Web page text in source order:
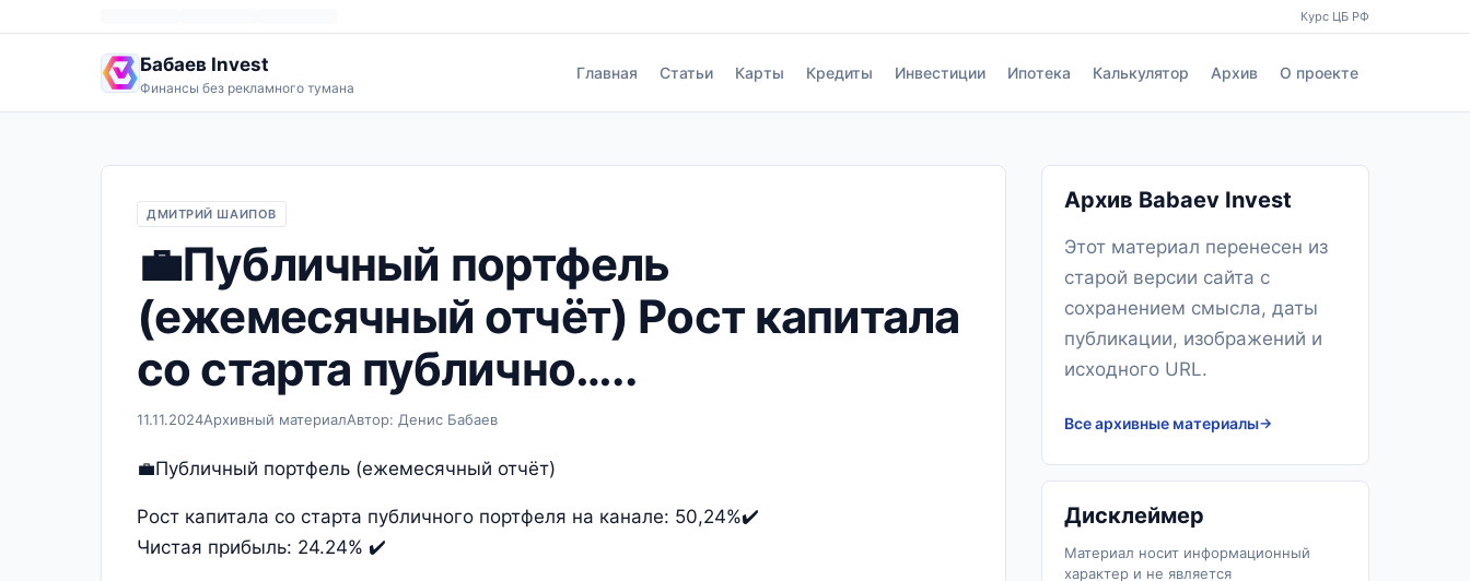
Курс ЦБ РФ
Бабаев Invest
Финансы без рекламного тумана
Главная Статьи Карты Кредиты Инвестиции Ипотека Калькулятор Архив О проекте
ДМИТРИЙ ШАИПОВ
💼Публичный портфель
(ежемесячный отчёт) Рост капитала
со старта публично…..
11.11.2024Архивный материалАвтор: Денис Бабаев
💼Публичный портфель (ежемесячный отчёт)
Рост капитала со старта публичного портфеля на канале: 50,24%✔️
Чистая прибыль: 24.24% ✔️
Архив Babaev Invest
Этот материал перенесен из
старой версии сайта с
сохранением смысла, даты
публикации, изображений и
исходного URL.
Все архивные материалы
Дисклеймер
Материал носит информационный
характер и не является